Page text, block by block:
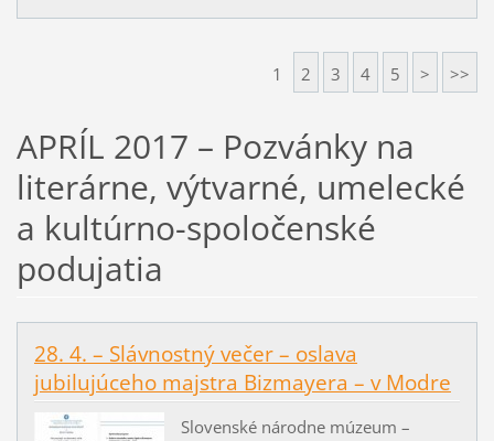
1 2 3 4 5 > >>
APRÍL 2017 – Pozvánky na
literárne, výtvarné, umelecké
a kultúrno-spoločenské
podujatia
28. 4. – Slávnostný večer – oslava
jubilujúceho majstra Bizmayera – v Modre
Slovenské národne múzeum –